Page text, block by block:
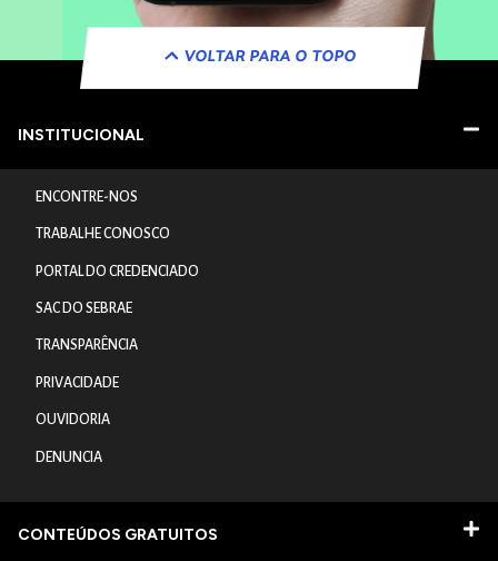
VOLTAR PARA O TOPO
INSTITUCIONAL
ENCONTRE-NOS
TRABALHE CONOSCO
PORTAL DO CREDENCIADO
SAC DO SEBRAE
TRANSPARÊNCIA
PRIVACIDADE
OUVIDORIA
DENUNCIA
CONTEÚDOS GRATUITOS